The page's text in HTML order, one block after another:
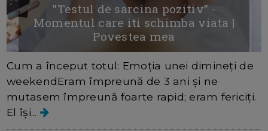
"Testul de sarcina pozitiv” -
Momentul care iti schimba viata |
Povestea mea
Cum a început totul: Emoția unei dimineți de
weekendEram împreună de 3 ani și ne
mutasem împreună foarte rapid; eram fericiți.
El își...